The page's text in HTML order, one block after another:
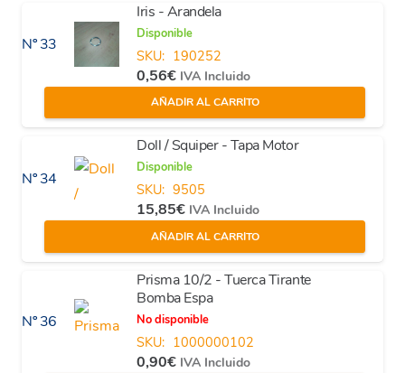
Nº 33
Iris - Arandela
Disponible
SKU: 190252
0,56€ IVA Incluido
AÑADIR AL CARRITO
Nº 34
Doll / Squiper - Tapa Motor
Disponible
SKU: 9505
15,85€ IVA Incluido
AÑADIR AL CARRITO
Nº 36
Prisma 10/2 - Tuerca Tirante
Bomba Espa
No disponible
SKU: 1000000102
0,90€ IVA Incluido